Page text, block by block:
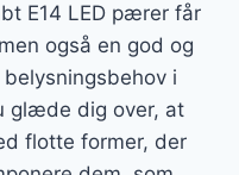
E14 LED pærer får
også en god og
i
glæde dig over, at
flotte former, der